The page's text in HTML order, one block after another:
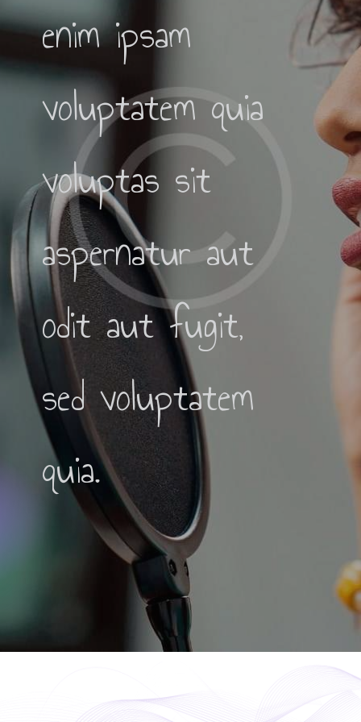
enim ipsam
voluptatem quia
voluptas sit
aspernatur aut
odit aut fugit,
sed voluptatem
quia.